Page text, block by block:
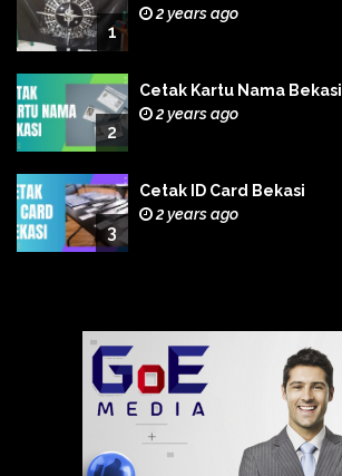
1
2 years ago
2
Cetak Kartu Nama Bekasi
2 years ago
3
Cetak ID Card Bekasi
2 years ago